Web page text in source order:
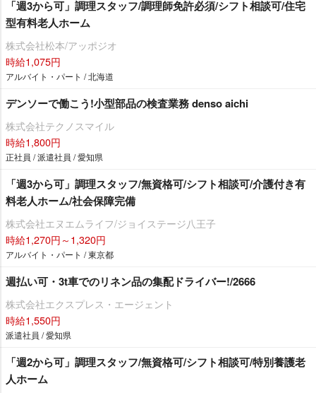
「週3から可」調理スタッフ/調理師免許必須/シフト相談可/住宅
型有料老人ホーム
株式会社松本/アッポジオ
時給1,075円
アルバイト・パート / 北海道
デンソーで働こう!小型部品の検査業務 denso aichi
株式会社テクノスマイル
時給1,800円
正社員 / 派遣社員 / 愛知県
「週3から可」調理スタッフ/無資格可/シフト相談可/介護付き有
料老人ホーム/社会保障完備
株式会社エヌエムライフ/ジョイステージ八王子
時給1,270円～1,320円
アルバイト・パート / 東京都
週払い可・3t車でのリネン品の集配ドライバー!/2666
株式会社エクスプレス・エージェント
時給1,550円
派遣社員 / 愛知県
「週2から可」調理スタッフ/無資格可/シフト相談可/特別養護老
人ホーム